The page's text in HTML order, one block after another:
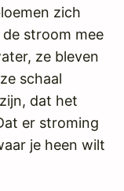
zich
stroom mee
ze bleven
schaal
dat het
er stroming
je heen wilt